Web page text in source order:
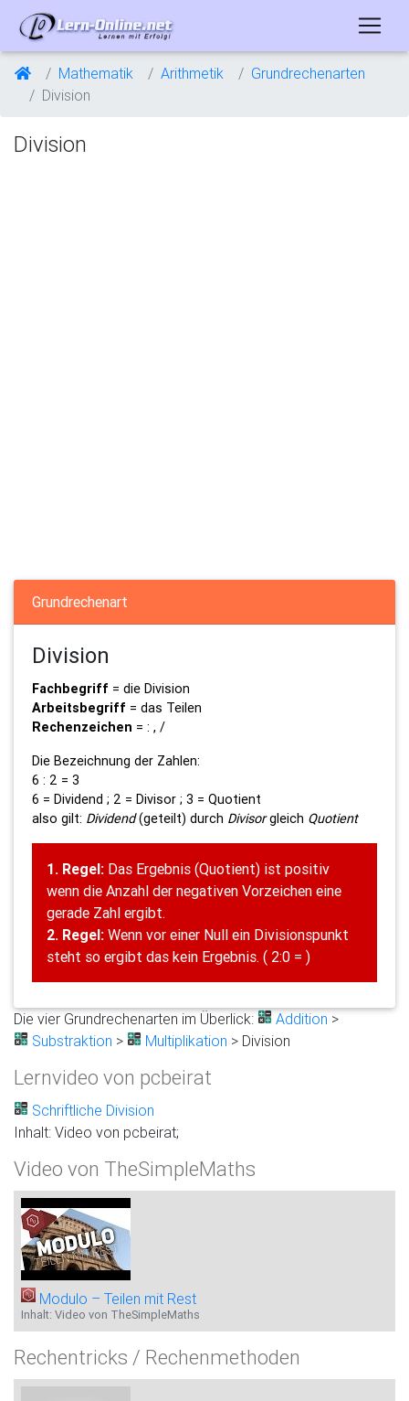
Mathematik Arithmetik
Grundrechenarten
Division
Division
Grundrechenart
Division
Fachbegriff = die Division
Arbeitsbegriff = das Teilen
Rechenzeichen = : , /
Die Bezeichnung der Zahlen:
6 : 2 = 3
6 = Dividend ; 2 = Divisor ; 3 = Quotient
also gilt: Dividend(geteilt) durch Divisorgleich Quotient
1. Regel: Das Ergebnis (Quotient) ist positiv
wenn die Anzahl der negativen Vorzeichen eine
gerade Zahl ergibt.
2. Regel: Wenn vor einer Null ein Divisionspunkt
steht so ergibt das kein Ergebnis. ( 2:0 = )
Die vier Grundrechenarten im Überlick: Addition >
Substraktion > Multiplikation > Division
Lernvideo von pcbeirat
Schriftliche Division
Inhalt: Video von pcbeirat;
Video von TheSimpleMaths
Modulo – Teilen mit Rest
Inhalt: Video von TheSimpleMaths
Rechentricks / Rechenmethoden